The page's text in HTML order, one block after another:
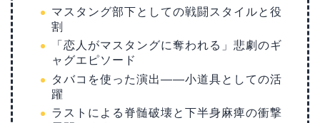
マスタング部下としての戦闘スタイルと役
割
「恋人がマスタングに奪われる」悲劇のギ
ャグエピソード
タバコを使った演出——小道具としての活
躍
ラストによる脊髄破壊と下半身麻痺の衝撃